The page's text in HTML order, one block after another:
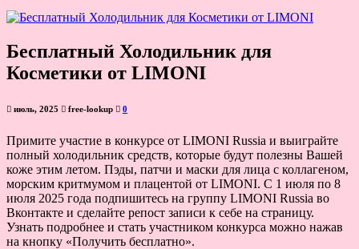
Бесплатный Холодильник для
Косметики от LIMONI
июль, 2025 free-lookup 0
Примите участие в конкурсе от LIMONI Russia и выиграйте
полный холодильник средств, которые будут полезны Вашей
коже этим летом. Пэды, патчи и маски для лица с коллагеном,
морским критмумом и плацентой от LIMONI. С 1 июля по 8
июля 2025 года подпишитесь на группу LIMONI Russia во
Вконтакте и сделайте репост записи к себе на страницу.
Узнать подробнее и стать участником конкурса можно нажав
на кнопку «Получить бесплатно».